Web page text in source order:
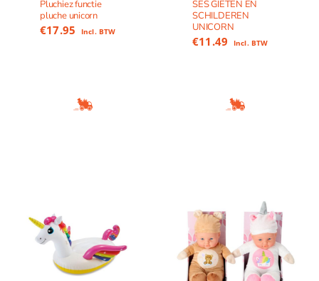
Pluchiez functie
pluche unicorn
€17.95 Incl. BTW
SES GIETEN EN
SCHILDEREN
UNICORN
€11.49 Incl. BTW